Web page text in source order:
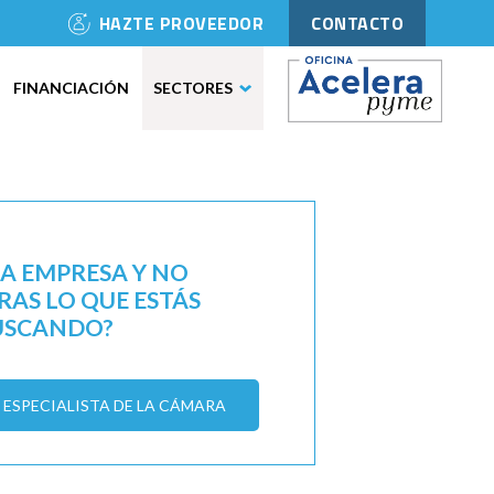
HAZTE PROVEEDOR CONTACTO
FINANCIACIÓN SECTORES
EMPRESA Y NO
LO QUE ESTÁS
DE LA CÁMARA